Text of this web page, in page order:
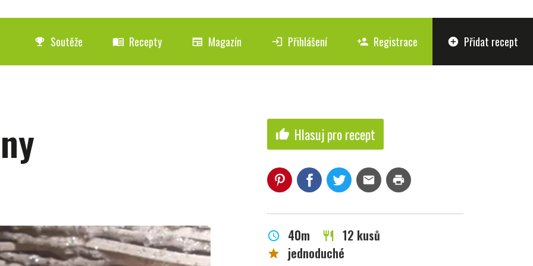
emoji_events Soutěže menu_book Recepty newspaper Magazín login Přihlášení person_add Registrace add_circle Přidat recept
thumb_up Hlasuj pro recept
mail print
schedule 40m restaurant 12 kusů
star jednoduché